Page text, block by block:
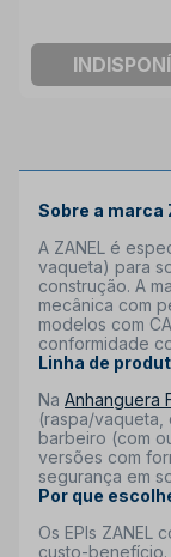
Sobre a marca
A ZANEL é
vaqueta) para
construção. A
mecânica com
modelos com
conformidade
Linha de
Na Anhanguera
(raspa/vaqueta,
barbeiro (com
versões com
segurança em
Por que
Os EPIs ZANEL
custo-